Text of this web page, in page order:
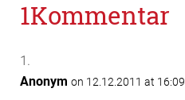
1Kommentar
Anonym on 12.12.2011 at 16:09